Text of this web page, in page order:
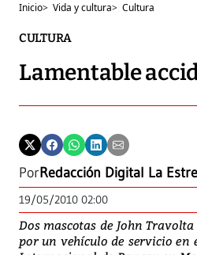
Inicio> Vida y cultura> Cultura
CULTURA
Lamentable
PorRedacción Digital La
19/05/2010 02:00
Dos mascotas de John
por un vehículo de servicio en